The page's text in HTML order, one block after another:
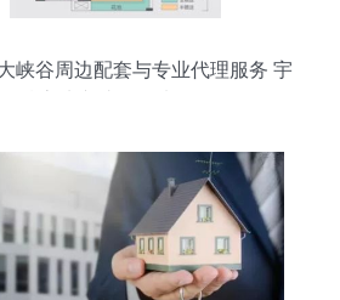
峡谷周边配套与专业代理服务 宇